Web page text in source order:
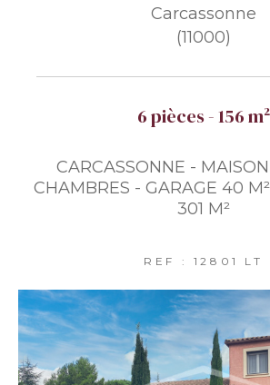
Carcassonne
(11000)
6 pièces - 156 m²
CARCASSONNE -
CHAMBRES - GARAGE 40
301 M²
REF : 12801 LT